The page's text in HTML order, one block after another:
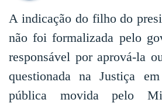
A indicação do filho do
não foi formalizada pelo
responsável por aprová-la
questionada na Justiça
pública movida pelo